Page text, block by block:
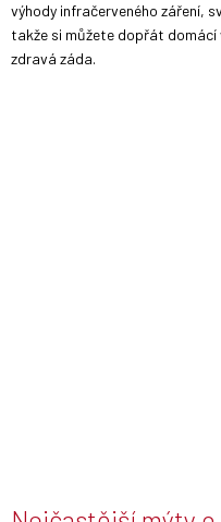
výhody infračerveného záření,
takže si můžete dopřát domácí
zdravá záda.